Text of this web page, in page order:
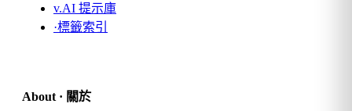
v.AI 提示庫
·標籤索引
About · 關於